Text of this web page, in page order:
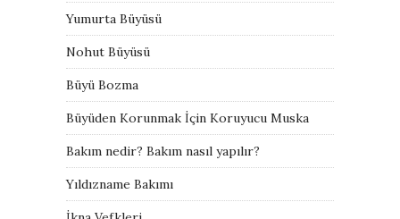
Yumurta Büyüsü
Nohut Büyüsü
Büyü Bozma
Büyüden Korunmak İçin Koruyucu Muska
Bakım nedir? Bakım nasıl yapılır?
Yıldızname Bakımı